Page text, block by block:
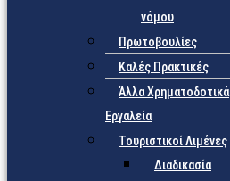
νόμου
Πρωτοβουλίες
Καλές Πρακτικές
Άλλα Χρηματοδοτικά
Εργαλεία
Τουριστικοί Λιμένες
Διαδικασία